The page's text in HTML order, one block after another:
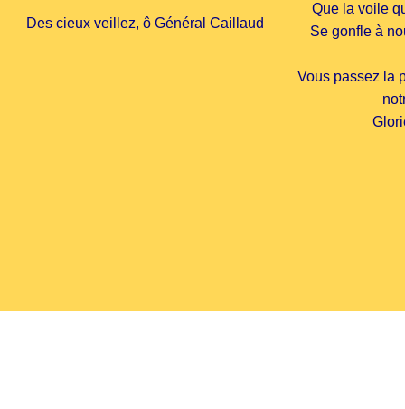
Des cieux veillez, ô Général Caillaud
Que la voile
Se gonfle à
Vous passez la